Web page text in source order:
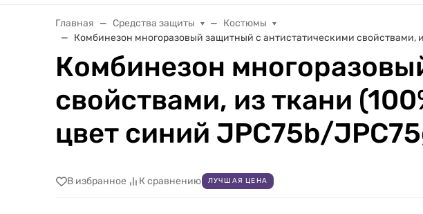
Главная Средства защиты
Костюмы
Комбинезон многоразовый защитный с антистатическими свойствами,
Комбинезон
свойствами, из ткани
цвет синий JPC75b/
В избранное К сравнению ЛУЧШАЯ ЦЕНА